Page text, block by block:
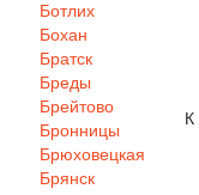
Ботлих
Бохан
Братск
Бреды
Брейтово
Бронницы
Брюховецкая
Брянск
К